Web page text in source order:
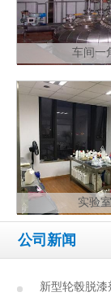
车间一
实验室
公司新闻
新型轮毂脱漆